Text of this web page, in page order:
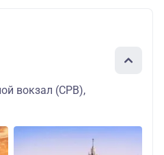
вокзал (СРВ),